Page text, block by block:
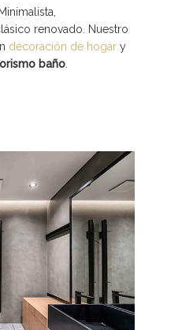
Minimalista,
renovado. Nuestro
decoración de hogar y
baño